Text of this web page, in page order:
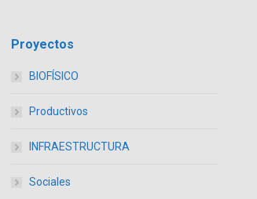
Proyectos
BIOFÍSICO
Productivos
INFRAESTRUCTURA
Sociales